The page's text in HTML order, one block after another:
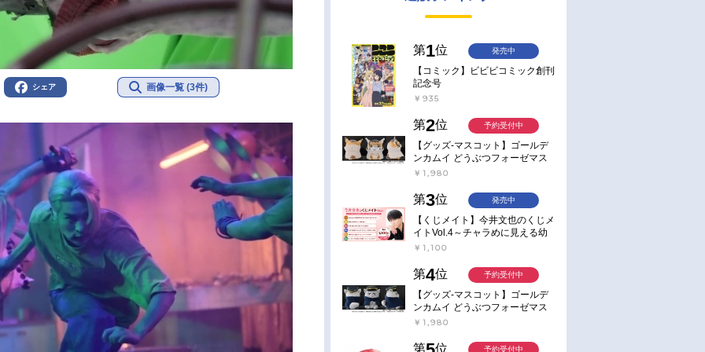
シェア 画像一覧 (3件)
第1位
【コミック】ビビビコミック創刊
記念号
￥935
発売中
第2位
【グッズ-マスコット】ゴールデ
ンカムイ どうぶつフォーゼマス
コット 4.尾形百之助【再販】
￥1,980
予約受付中
第3位
【くじメイト】今井文也のくじメ
イトVol.4～チャラめに見える幼
馴染、実は一途で独占欲が強いん
￥1,100
発売中
第4位
【グッズ-マスコット】ゴールデ
ンカムイ どうぶつフォーゼマス
コット 5.月島軍曹【再販】
￥1,980
予約受付中
第 位 予約受付中